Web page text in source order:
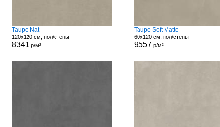
Taupe Nat
120x120 см, пол/стены
8341 р/м²
Taupe Soft Matte
60x120 см, пол/стены
9557 р/м²